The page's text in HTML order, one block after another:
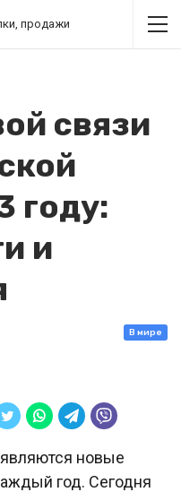
продажи
связи
году:
и
В мире
новые
год. Сегодня